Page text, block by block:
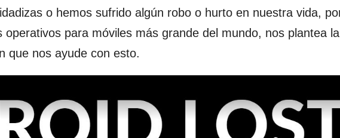
o hemos sufrido algún robo o hurto en nuestra vida,
operativos para móviles más grande del mundo, nos plantea la
que nos ayude con esto.